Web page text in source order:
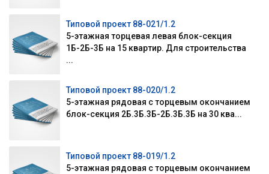
Типовой проект 88-021/1.2
5-этажная торцевая левая блок-секция
1Б-2Б-3Б на 15 квартир. Для строительства
...
Типовой проект 88-020/1.2
5-этажная рядовая с торцевым окончанием
блок-секция 2Б.3Б.3Б-2Б.3Б.3Б на 30 ква...
Типовой проект 88-019/1.2
5-этажная рядовая с торцевым окончанием